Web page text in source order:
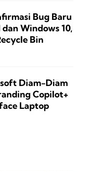
Bug Baru
Windows 10,
Bin
Diam-Diam
Copilot+
Laptop